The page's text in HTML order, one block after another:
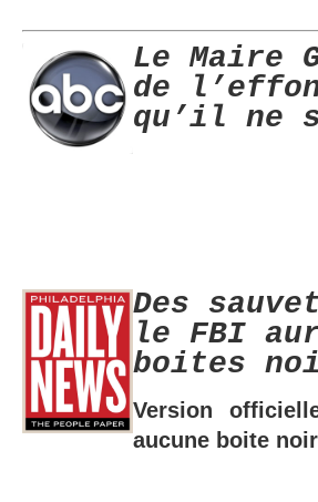
Le Maire
de
qu’il ne
Des
le FBI
boites
Version
aucune boite